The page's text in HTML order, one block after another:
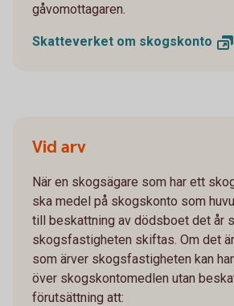
gåvomottagaren.
Skatteverket om skogskonto
Vid arv
När en skogsägare som har ett
ska medel på skogskonto som
till beskattning av dödsboet det år
skogsfastigheten skiftas. Om det
som ärver skogsfastigheten kan
över skogskontomedlen utan
förutsättning att: